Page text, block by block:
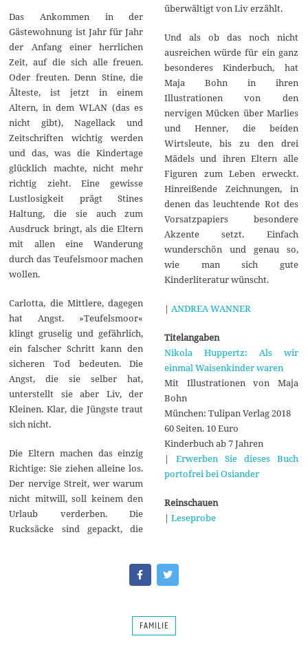
Das Ankommen in der
Gästewohnung ist Jahr für Jahr
der Anfang einer herrlichen
Zeit, auf die sich alle freuen.
Oder freuten. Denn Stine, die
Älteste, ist jetzt in einem
Altern, in dem WLAN (das es
nicht gibt), Nagellack und
Zeitschriften wichtig werden
und das, was die Kindertage
glücklich machte, nicht mehr
richtig zieht. Eine gewisse
Lustlosigkeit prägt Stines
Haltung, die sie auch zum
Ausdruck bringt, als die Eltern
mit allen eine Wanderung
durch das Teufelsmoor machen
wollen.
Carlotta, die Mittlere, dagegen
hat Angst. »Teufelsmoor«
klingt gruselig und gefährlich,
ein falscher Schritt kann den
sicheren Tod bedeuten. Die
Angst, die sie selber hat,
unterstellt sie aber Liv, der
Kleinen. Klar, die Jüngste traut
sich nicht.
Die Eltern machen das einzig
Richtige: Sie ziehen alleine los.
Der nervige Streit, wer warum
nicht mitwill, soll keinem den
Urlaub verderben. Die
Rucksäcke sind gepackt, die
überwältigt von Liv erzählt.
Und als ob das noch nicht
ausreichen würde für ein ganz
besonderes Kinderbuch, hat
Maja Bohn in ihren
Illustrationen von den
nervigen Mücken über Marlies
und Henner, die beiden
Wirtsleute, bis zu den drei
Mädels und ihren Eltern alle
Figuren zum Leben erweckt.
Hinreißende Zeichnungen, in
denen das leuchtende Rot des
Vorsatzpapiers besondere
Akzente setzt. Einfach
wunderschön und genau so,
wie man sich gute
Kinderliteratur wünscht.
| ANDREA WANNER
Titelangaben
Nikola Huppertz: Als wir
einmal Waisenkinder waren
Mit Illustrationen von Maja
Bohn
München: Tulipan Verlag 2018
60 Seiten. 10 Euro
Kinderbuch ab 7 Jahren
| Erwerben Sie dieses Buch
portofrei bei Osiander
Reinschauen
| Leseprobe
FAMILIE